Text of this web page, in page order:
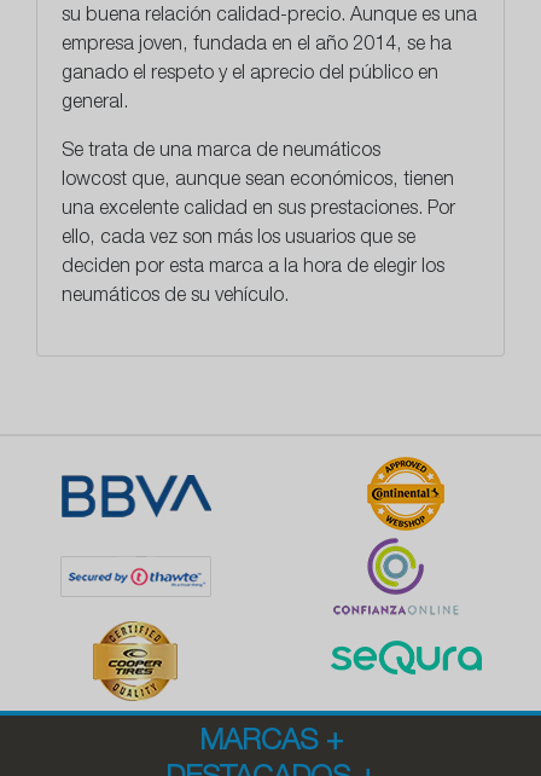
su buena relación calidad-precio. Aunque es una
empresa joven, fundada en el año 2014, se ha
ganado el respeto y el aprecio del público en
general.
Se trata de una marca de neumáticos
lowcost que, aunque sean económicos, tienen
una excelente calidad en sus prestaciones. Por
ello, cada vez son más los usuarios que se
deciden por esta marca a la hora de elegir los
neumáticos de su vehículo.
MARCAS +